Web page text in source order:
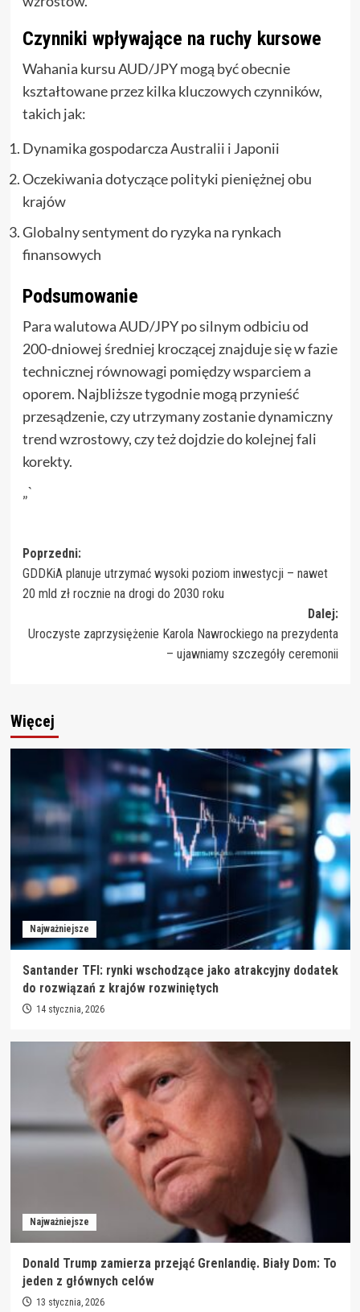
Czynniki wpływające na ruchy kursowe
Wahania kursu AUD/JPY mogą być obecnie
kształtowane przez kilka kluczowych czynników,
takich jak:
Dynamika gospodarcza Australii i Japonii
Oczekiwania dotyczące polityki pieniężnej obu
krajów
Globalny sentyment do ryzyka na rynkach
finansowych
Podsumowanie
Para walutowa AUD/JPY po silnym odbiciu od
200-dniowej średniej kroczącej znajduje się w fazie
technicznej równowagi pomiędzy wsparciem a
oporem. Najbliższe tygodnie mogą przynieść
przesądzenie, czy utrzymany zostanie dynamiczny
trend wzrostowy, czy też dojdzie do kolejnej fali
korekty.
„`
Zobacz
wpisy
Poprzedni:
GDDKiA planuje utrzymać wysoki poziom inwestycji – nawet
20 mld zł rocznie na drogi do 2030 roku
Dalej:
Uroczyste zaprzysiężenie Karola Nawrockiego na prezydenta
– ujawniamy szczegóły ceremonii
Więcej
Najważniejsze
Santander TFI: rynki wschodzące jako atrakcyjny dodatek
do rozwiązań z krajów rozwiniętych
14 stycznia, 2026
Najważniejsze
Donald Trump zamierza przejąć Grenlandię. Biały Dom: To
jeden z głównych celów
13 stycznia, 2026